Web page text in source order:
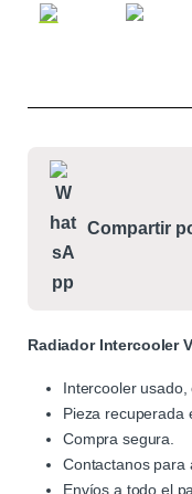
Compartir
Radiador Intercooler
Intercooler usado,
Pieza recuperada
Compra segura.
Contactanos para
Envíos a todo el